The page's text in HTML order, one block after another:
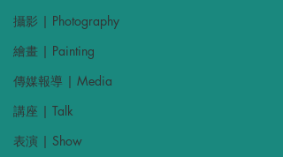
攝影 | Photography
繪畫 | Painting
傳媒報導 | Media
講座 | Talk
表演 | Show